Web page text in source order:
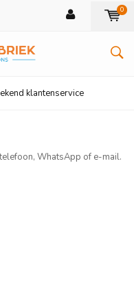
0
klantenservice
WhatsApp of e-mail.